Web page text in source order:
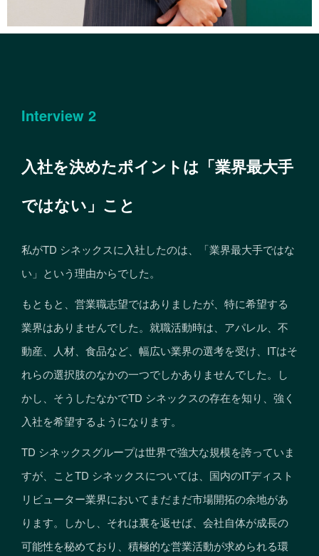
Interview 2
入社を決めたポイントは「業界最大手
ではない」こと
私がTD シネックスに入社したのは、「業界最大手ではな
い」という理由からでした。
もともと、営業職志望ではありましたが、特に希望する
業界はありませんでした。就職活動時は、アパレル、不
動産、人材、食品など、幅広い業界の選考を受け、ITはそ
れらの選択肢のなかの一つでしかありませんでした。し
かし、そうしたなかでTD シネックスの存在を知り、強く
入社を希望するようになります。
TD シネックスグループは世界で強大な規模を誇っていま
すが、ことTD シネックスについては、国内のITディスト
リビューター業界においてまだまだ市場開拓の余地があ
ります。しかし、それは裏を返せば、会社自体が成長の
可能性を秘めており、積極的な営業活動が求められる環